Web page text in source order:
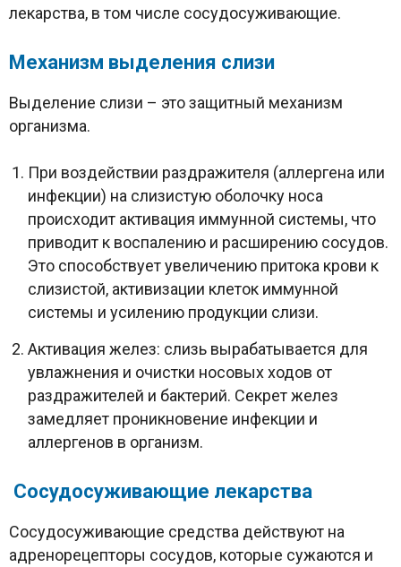
лекарства, в том числе сосудосуживающие.
Механизм выделения слизи
Выделение слизи – это защитный механизм
организма.
При воздействии раздражителя (аллергена или
инфекции) на слизистую оболочку носа
происходит активация иммунной системы, что
приводит к воспалению и расширению сосудов.
Это способствует увеличению притока крови к
слизистой, активизации клеток иммунной
системы и усилению продукции слизи.
Активация желез: слизь вырабатывается для
увлажнения и очистки носовых ходов от
раздражителей и бактерий. Секрет желез
замедляет проникновение инфекции и
аллергенов в организм.
Сосудосуживающие лекарства
Сосудосуживающие средства действуют на
адренорецепторы сосудов, которые сужаются и